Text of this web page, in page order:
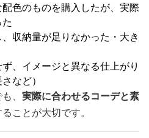
色のものを購入したが、実際
収納量が足りなかった・大き
、イメージと異なる仕上がり
など）
、 実際に合わせるコーデと素
ことが大切です。